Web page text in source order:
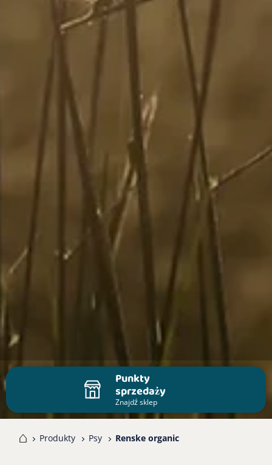
Punkty
sprzedaży
Znajdź sklep
Produkty Psy Renske organic